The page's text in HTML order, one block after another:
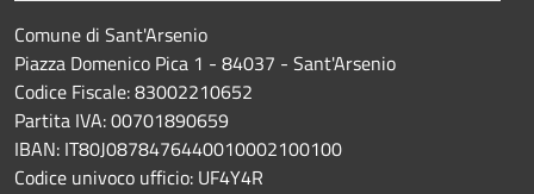
Comune di Sant'Arsenio
Piazza Domenico Pica 1 - 84037 - Sant'Arsenio
Codice Fiscale: 83002210652
Partita IVA: 00701890659
IBAN: IT80J0878476440010002100100
Codice univoco ufficio: UF4Y4R